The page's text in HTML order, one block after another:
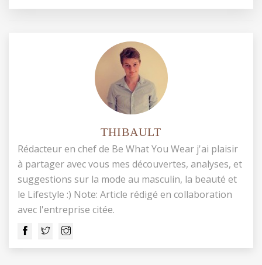
THIBAULT
Rédacteur en chef de Be What You Wear j'ai plaisir
à partager avec vous mes découvertes, analyses, et
suggestions sur la mode au masculin, la beauté et
le Lifestyle :) Note: Article rédigé en collaboration
avec l'entreprise citée.